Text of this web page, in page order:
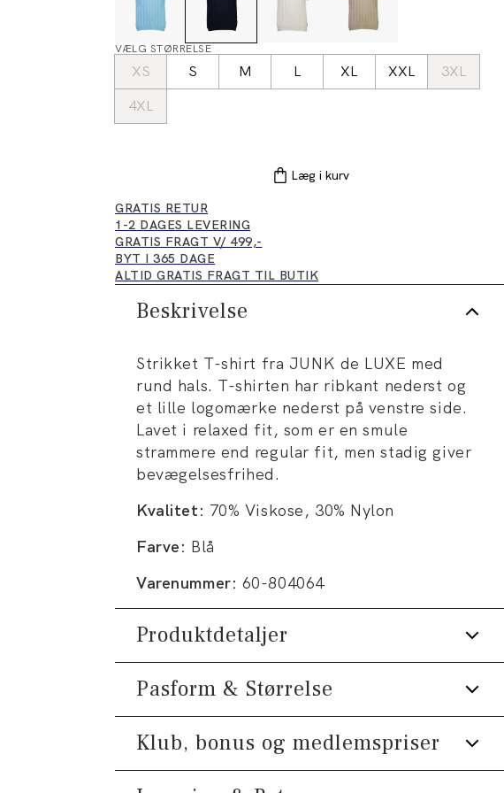
VÆLG STØRRELSE
XS S M L XL XXL
3XL
4XL
Læg i kurv
GRATIS RETUR
1-2 DAGES LEVERING
GRATIS FRAGT V/ 499,-
BYT I 365 DAGE
ALTID GRATIS FRAGT TIL BUTIK
Beskrivelse
Strikket T-shirt fra JUNK de LUXE med
rund hals. T-shirten har ribkant nederst og
et lille logomærke nederst på venstre side.
Lavet i relaxed fit, som er en smule
strammere end regular fit, men stadig giver
bevægelsesfrihed.
Kvalitet: 70% Viskose, 30% Nylon
Farve: Blå
Varenummer: 60-804064
Produktdetaljer
Ribkant nederst.
Logomærke nederst på venstre side.
T-shirten har rund hals.
Produktnr.: 60-804064
Pasform & Størrelse
Fit:Relaxed fit
Tæt pasform, der sidder til uden at være
Klub, bonus og medlemspriser